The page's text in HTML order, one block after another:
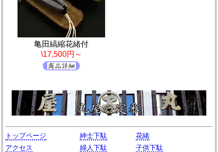
亀田縞縮花緒付
\17,500円～
トップページ
アクセス
紳士下駄
婦人下駄
花緒
子供下駄